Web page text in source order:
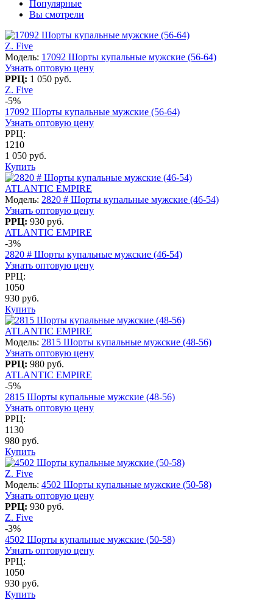
Популярные
Вы смотрели
Z. Five
Модель: 17092 Шорты купальные мужские (56-64)
Узнать оптовую цену
РРЦ: 1 050 руб.
Z. Five
-5%
17092 Шорты купальные мужские (56-64)
Узнать оптовую цену
РРЦ:
1210
1 050 руб.
Купить
ATLANTIC EMPIRE
Модель: 2820 # Шорты купальные мужские (46-54)
Узнать оптовую цену
РРЦ: 930 руб.
ATLANTIC EMPIRE
-3%
2820 # Шорты купальные мужские (46-54)
Узнать оптовую цену
РРЦ:
1050
930 руб.
Купить
ATLANTIC EMPIRE
Модель: 2815 Шорты купальные мужские (48-56)
Узнать оптовую цену
РРЦ: 980 руб.
ATLANTIC EMPIRE
-5%
2815 Шорты купальные мужские (48-56)
Узнать оптовую цену
РРЦ:
1130
980 руб.
Купить
Z. Five
Модель: 4502 Шорты купальные мужские (50-58)
Узнать оптовую цену
РРЦ: 930 руб.
Z. Five
-3%
4502 Шорты купальные мужские (50-58)
Узнать оптовую цену
РРЦ:
1050
930 руб.
Купить